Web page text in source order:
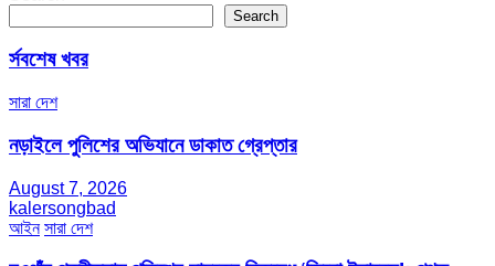
Search
র্সবশেষ খবর
সারা দেশ
নড়াইলে পুলিশের অভিযানে ডাকাত গ্রেপ্তার
August 7, 2026
kalersongbad
আইন সারা দেশ